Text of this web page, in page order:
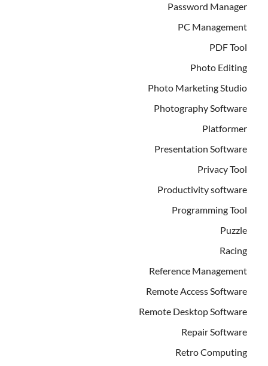
Password Manager
PC Management
PDF Tool
Photo Editing
Photo Marketing Studio
Photography Software
Platformer
Presentation Software
Privacy Tool
Productivity software
Programming Tool
Puzzle
Racing
Reference Management
Remote Access Software
Remote Desktop Software
Repair Software
Retro Computing